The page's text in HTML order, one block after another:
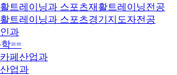
트레이닝과 스포츠재활트레이닝전공
트레이닝과 스포츠경기지도자전공
과
==
페산업과
업과